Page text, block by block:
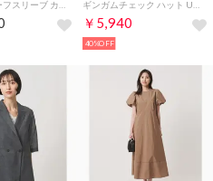
￥5,940
40%OFF